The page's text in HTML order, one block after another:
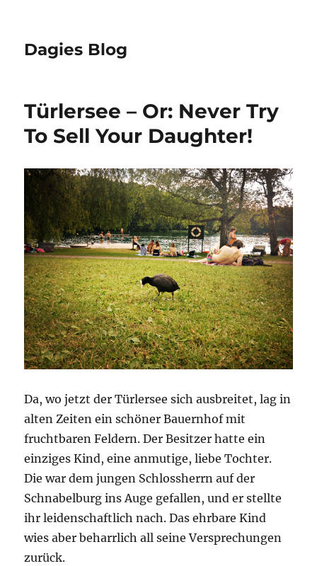
Dagies Blog
Türlersee – Or: Never Try
To Sell Your Daughter!
Da, wo jetzt der Türlersee sich ausbreitet, lag in
alten Zeiten ein schöner Bauernhof mit
fruchtbaren Feldern. Der Besitzer hatte ein
einziges Kind, eine anmutige, liebe Tochter.
Die war dem jungen Schlossherrn auf der
Schnabelburg ins Auge gefallen, und er stellte
ihr leidenschaftlich nach. Das ehrbare Kind
wies aber beharrlich all seine Versprechungen
zurück.